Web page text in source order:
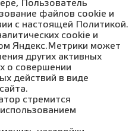
Пользователь
файлов cookie и
с настоящей Политикой.
cookie и
Яндекс.Метрики может
других активных
о совершении
действий в виде
стремится